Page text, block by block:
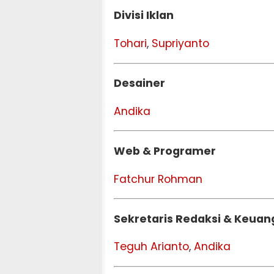
Divisi Iklan
Tohari, Supriyanto
Desainer
Andika
Web & Programer
Fatchur Rohman
Sekretaris Redaksi &
Teguh Arianto, Andika